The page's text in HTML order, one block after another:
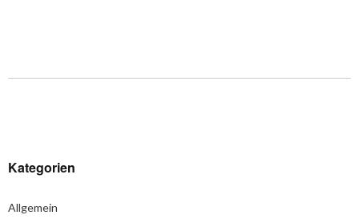
Kategorien
Allgemein